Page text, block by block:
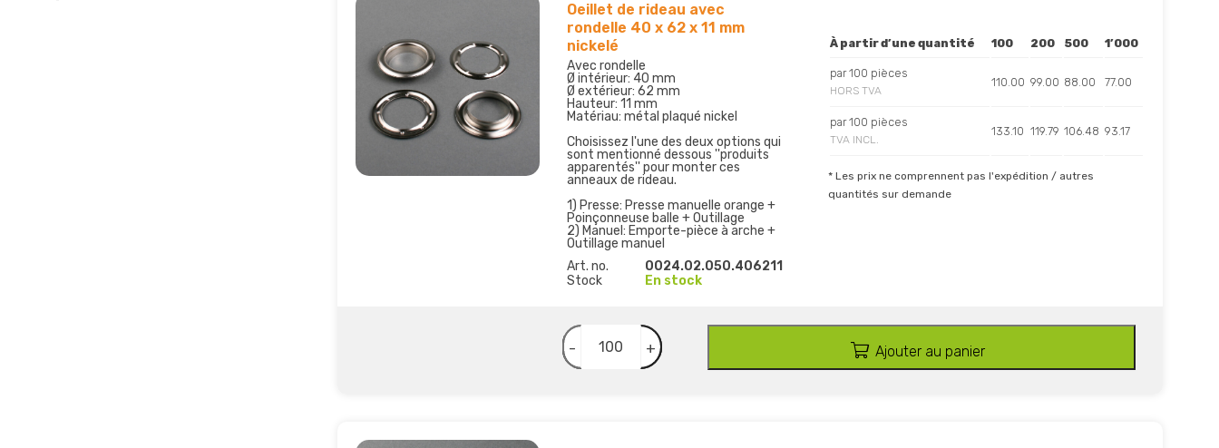
Oeillet de rideau avec
rondelle 40 x 62 x 11 mm
nickelé
Avec rondelle
Ø intérieur: 40 mm
Ø extérieur: 62 mm
Hauteur: 11 mm
Matériau: métal plaqué nickel
Choisissez l'une des deux options qui
sont mentionné dessous ''produits
apparentés'' pour monter ces
anneaux de rideau.
1) Presse: Presse manuelle orange +
Poinçonneuse balle + Outillage
2) Manuel: Emporte-pièce à arche +
Outillage manuel
Art. no.
0024.02.050.406211
Stock
En stock
À partir d’une quantité 100 200 500 1’000
par 100 pièces
HORS TVA
110.00 99.00 88.00 77.00
par 100 pièces
TVA INCL.
133.10 119.79 106.48 93.17
* Les prix ne comprennent pas l'expédition / autres
quantités sur demande
- + Ajouter au panier